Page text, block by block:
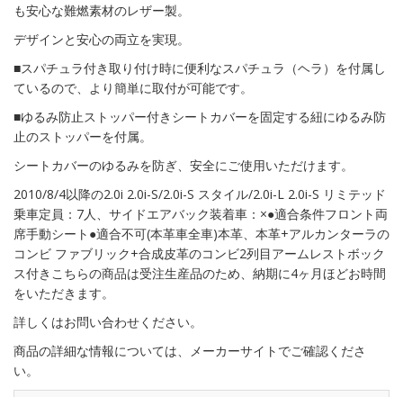
も安心な難燃素材のレザー製。
デザインと安心の両立を実現。
■スパチュラ付き取り付け時に便利なスパチュラ（ヘラ）を付属し
ているので、より簡単に取付が可能です。
■ゆるみ防止ストッパー付きシートカバーを固定する紐にゆるみ防
止のストッパーを付属。
シートカバーのゆるみを防ぎ、安全にご使用いただけます。
2010/8/4以降の2.0i 2.0i-S/2.0i-S スタイル/2.0i-L 2.0i-S リミテッド
乗車定員：7人、サイドエアバック装着車：×●適合条件フロント両
席手動シート●適合不可(本革車全車)本革、本革+アルカンターラの
コンビ ファブリック+合成皮革のコンビ2列目アームレストボック
ス付きこちらの商品は受注生産品のため、納期に4ヶ月ほどお時間
をいただきます。
詳しくはお問い合わせください。
商品の詳細な情報については、メーカーサイトでご確認くださ
い。